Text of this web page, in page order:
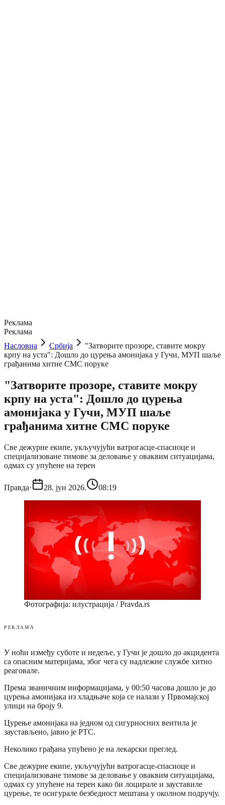
Реклама
Реклама
Насловна
Србија
"Затворите прозоре, ставите мокру
крпу на уста": Дошло до цурења амонијака у Гучи, МУП шаље
грађанима хитне СМС поруке
"Затворите прозоре, ставите мокру
крпу на уста": Дошло до цурења
амонијака у Гучи, МУП шаље
грађанима хитне СМС поруке
Све дежурне екипе, укључујући ватрогасце-спасиоце и
специјализоване тимове за деловање у оваквим ситуацијама,
одмах су упућене на терен
Правда· 28. јун 2026. 08:19
Фотографија: илустрација / Pravda.rs
РЕКЛАМА
У ноћи између суботе и недеље, у Гучи је дошло до акцидента
са опасним материјама, због чега су надлежне службе хитно
реаговале.
Према званичним информацијама, у 00:50 часова дошло је до
цурења амонијака из хладњаче која се налази у Првомајској
улици на броју 9.
Цурење амонијака на једном од сигурносних вентила је
заустављено, јавио је РТС.
Неколико грађана упућено је на лекарски преглед.
Све дежурне екипе, укључујући ватрогасце-спасиоце и
специјализоване тимове за деловање у оваквим ситуацијама,
одмах су упућене на терен како би лоцирале и зауставиле
цурење, те осигурале безбедност мештана у околном подручју.